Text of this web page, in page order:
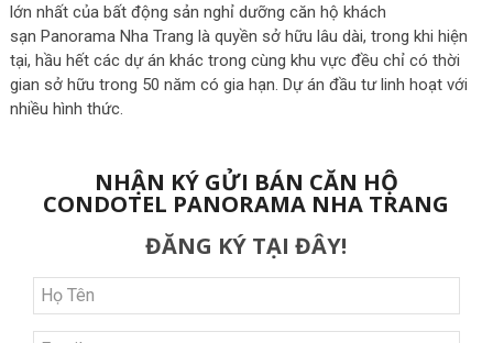
lớn nhất của bất động sản nghỉ dưỡng căn hộ khách
sạn Panorama Nha Trang là quyền sở hữu lâu dài, trong khi hiện
tại, hầu hết các dự án khác trong cùng khu vực đều chỉ có thời
gian sở hữu trong 50 năm có gia hạn. Dự án đầu tư linh hoạt với
nhiều hình thức.
NHẬN KÝ GỬI BÁN CĂN HỘ
CONDOTEL PANORAMA NHA TRANG
ĐĂNG KÝ TẠI ĐÂY!